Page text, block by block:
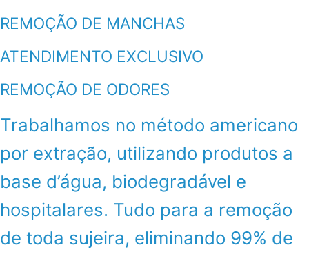
REMOÇÃO DE MANCHAS
ATENDIMENTO EXCLUSIVO
REMOÇÃO DE ODORES
Trabalhamos no método americano
por extração, utilizando produtos a
base d’água, biodegradável e
hospitalares. Tudo para a remoção
de toda sujeira, eliminando 99% de